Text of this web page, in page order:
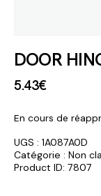
DOOR
5.43€
En cours de
UGS : 1A087A0D
Catégorie : Non
Product ID: 7807